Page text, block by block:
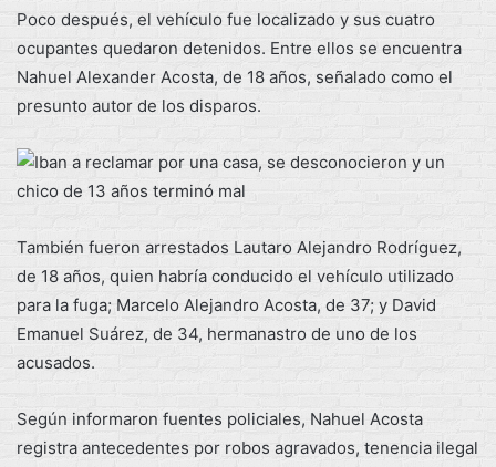
Poco después, el vehículo fue localizado y sus cuatro
ocupantes quedaron detenidos. Entre ellos se encuentra
Nahuel Alexander Acosta, de 18 años, señalado como el
presunto autor de los disparos.
También fueron arrestados Lautaro Alejandro Rodríguez,
de 18 años, quien habría conducido el vehículo utilizado
para la fuga; Marcelo Alejandro Acosta, de 37; y David
Emanuel Suárez, de 34, hermanastro de uno de los
acusados.
Según informaron fuentes policiales, Nahuel Acosta
registra antecedentes por robos agravados, tenencia ilegal